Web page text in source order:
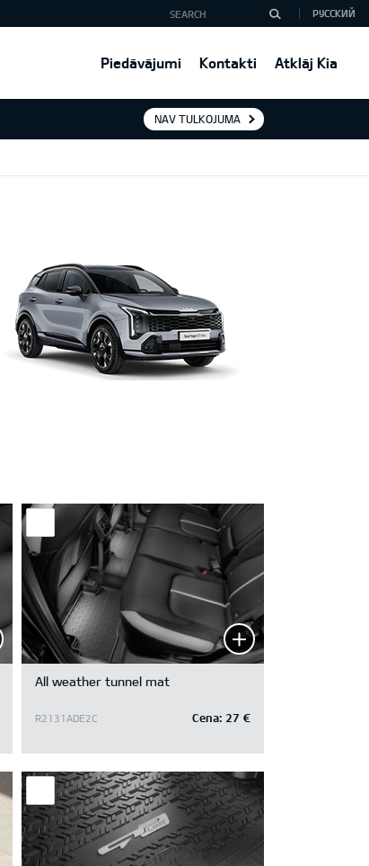
Piedāvājumi Kontakti Atklāj Kia
РУССКИЙ
NAV TULKOJUMA
All weather tunnel mat
R2131ADE2C Cena: 27 €